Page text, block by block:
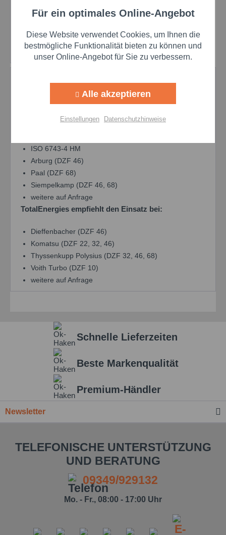
Details
Spezifikationen & Freigaben AZOLLA
DIN 51524-2 HLP-D (außer detergierend)
ISO 6743-4 HM
Arburg (DZF 46)
Paal (DZF 68)
Siempelkamp (DZF 46, 68)
weitere auf Anfrage
TotalEnergies empfiehlt den Einsatz bei:
Dieffenbacher (DZF 46)
Komatsu (DZF 22, 32, 46)
Thyssenkupp Polysius (DZF 32, 46, 68)
Voith Turbo (DZF 10)
weitere auf Anfrage
Schnelle Lieferzeiten
Beste Markenqualität
Premium-Händler
Newsletter
TELEFONISCHE UNTERSTÜTZUNG
UND BERATUNG
09349/929132
Mo. - Fr., 08:00 - 17:00 Uhr
Funktionale Aktiv
Marketing Aktiv
Personalisierung Aktiv
Einstellungen speichern
Für ein optimales Online-Angebot
Diese Website verwendet Cookies, um Ihnen die
bestmögliche Funktionalität bieten zu können und
unser Online-Angebot für Sie zu verbessern.
Alle akzeptieren
Einstellungen Datenschutzhinweise